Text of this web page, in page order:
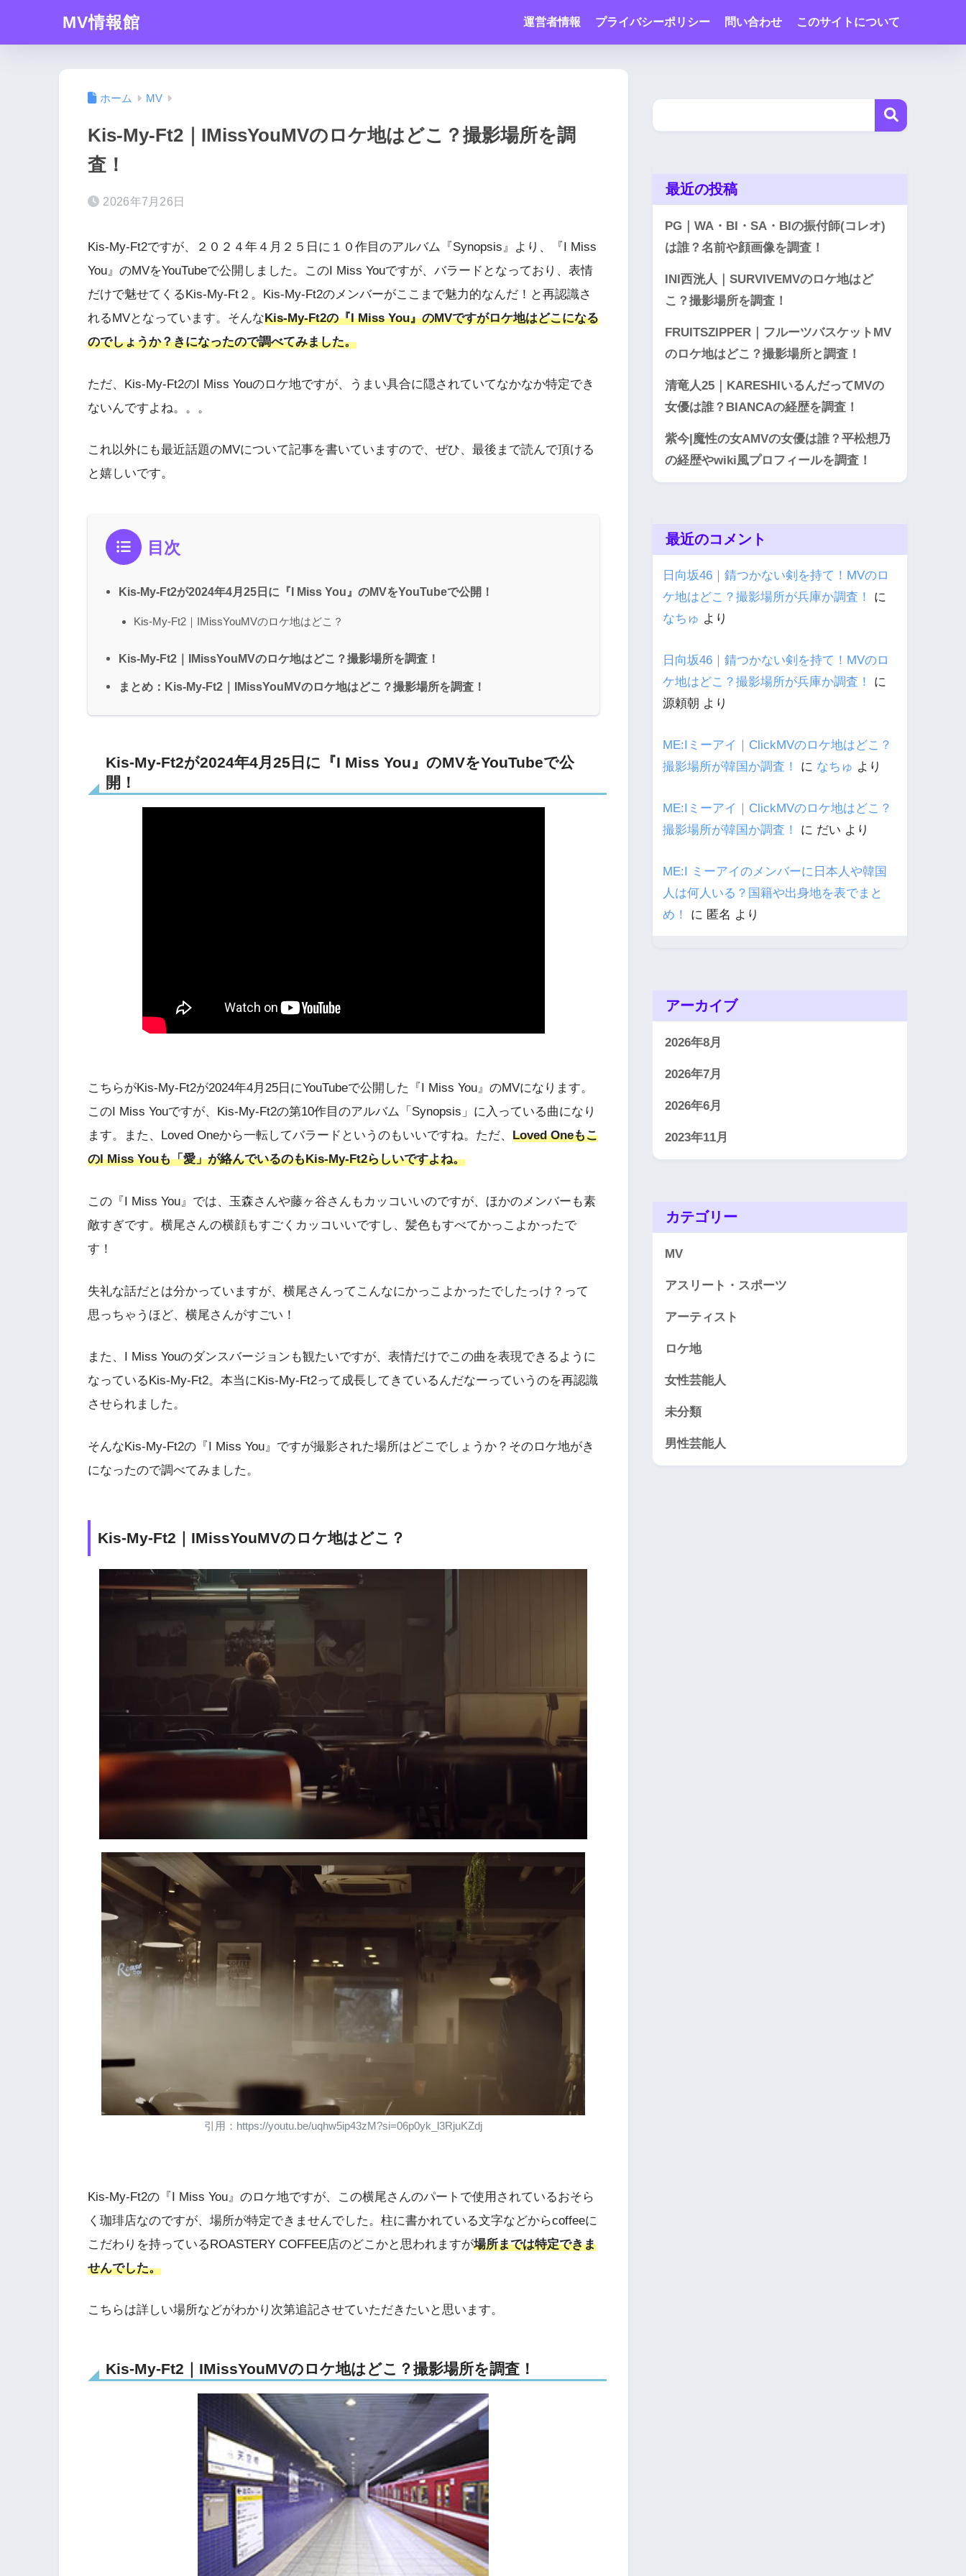
MV情報館 運営者情報 プライバシーポリシー 問い合わせ このサイトについて
ホーム MV
Kis-My-Ft2｜IMissYouMVのロケ地はどこ？撮影場所を調
査！
2026年7月26日
Kis-My-Ft2ですが、２０２４年４月２５日に１０作目のアルバム『Synopsis』より、『I Miss
You』のMVをYouTubeで公開しました。このI Miss Youですが、バラードとなっており、表情
だけで魅せてくるKis-My-Ft２。Kis-My-Ft2のメンバーがここまで魅力的なんだ！と再認識さ
れるMVとなっています。そんなKis-My-Ft2の『I Miss You』のMVですがロケ地はどこになる
のでしょうか？きになったので調べてみました。
ただ、Kis-My-Ft2のI Miss Youのロケ地ですが、うまい具合に隠されていてなかなか特定でき
ないんですよね。。。
これ以外にも最近話題のMVについて記事を書いていますので、ぜひ、最後まで読んで頂ける
と嬉しいです。
目次
Kis-My-Ft2が2024年4月25日に『I Miss You』のMVをYouTubeで公開！
Kis-My-Ft2｜IMissYouMVのロケ地はどこ？
Kis-My-Ft2｜IMissYouMVのロケ地はどこ？撮影場所を調査！
まとめ：Kis-My-Ft2｜IMissYouMVのロケ地はどこ？撮影場所を調査！
Kis-My-Ft2が2024年4月25日に『I Miss You』のMVをYouTubeで公
開！
こちらがKis-My-Ft2が2024年4月25日にYouTubeで公開した『I Miss You』のMVになります。
このI Miss Youですが、Kis-My-Ft2の第10作目のアルバム「Synopsis」に入っている曲になり
ます。また、Loved Oneから一転してバラードというのもいいですね。ただ、 Loved Oneもこ
のI Miss Youも「愛」が絡んでいるのもKis-My-Ft2らしいですよね。
この『I Miss You』では、玉森さんや藤ヶ谷さんもカッコいいのですが、ほかのメンバーも素
敵すぎです。横尾さんの横顔もすごくカッコいいですし、髪色もすべてかっこよかったで
す！
失礼な話だとは分かっていますが、横尾さんってこんなにかっこよかったでしたっけ？って
思っちゃうほど、横尾さんがすごい！
また、I Miss Youのダンスバージョンも観たいですが、表情だけでこの曲を表現できるように
なっているKis-My-Ft2。本当にKis-My-Ft2って成長してきているんだなーっていうのを再認識
させられました。
そんなKis-My-Ft2の『I Miss You』ですが撮影された場所はどこでしょうか？そのロケ地がき
になったので調べてみました。
Kis-My-Ft2｜IMissYouMVのロケ地はどこ？
引用：https://youtu.be/uqhw5ip43zM?si=06p0yk_l3RjuKZdj
Kis-My-Ft2の『I Miss You』のロケ地ですが、この横尾さんのパートで使用されているおそら
く珈琲店なのですが、場所が特定できませんでした。柱に書かれている文字などからcoffeeに
こだわりを持っているROASTERY COFFEE店のどこかと思われますが場所までは特定できま
せんでした。
こちらは詳しい場所などがわかり次第追記させていただきたいと思います。
Kis-My-Ft2｜IMissYouMVのロケ地はどこ？撮影場所を調査！
最近の投稿
PG｜WA・BI・SA・BIの振付師(コレオ)
は誰？名前や顔画像を調査！
INI西洸人｜SURVIVEMVのロケ地はど
こ？撮影場所を調査！
FRUITSZIPPER｜フルーツバスケットMV
のロケ地はどこ？撮影場所と調査！
清竜人25｜KARESHIいるんだってMVの
女優は誰？BIANCAの経歴を調査！
紫今|魔性の女AMVの女優は誰？平松想乃
の経歴やwiki風プロフィールを調査！
最近のコメント
日向坂46｜錆つかない剣を持て！MVのロ
ケ地はどこ？撮影場所が兵庫か調査！
に
なちゅ より
日向坂46｜錆つかない剣を持て！MVのロ
ケ地はどこ？撮影場所が兵庫か調査！
に
源頼朝 より
ME:Iミーアイ｜ClickMVのロケ地はどこ？
撮影場所が韓国か調査！
に なちゅ より
ME:Iミーアイ｜ClickMVのロケ地はどこ？
撮影場所が韓国か調査！
に だい より
ME:I ミーアイのメンバーに日本人や韓国
人は何人いる？国籍や出身地を表でまと
め！
に 匿名 より
アーカイブ
2026年8月
2026年7月
2026年6月
2023年11月
カテゴリー
MV
アスリート・スポーツ
アーティスト
ロケ地
女性芸能人
未分類
男性芸能人